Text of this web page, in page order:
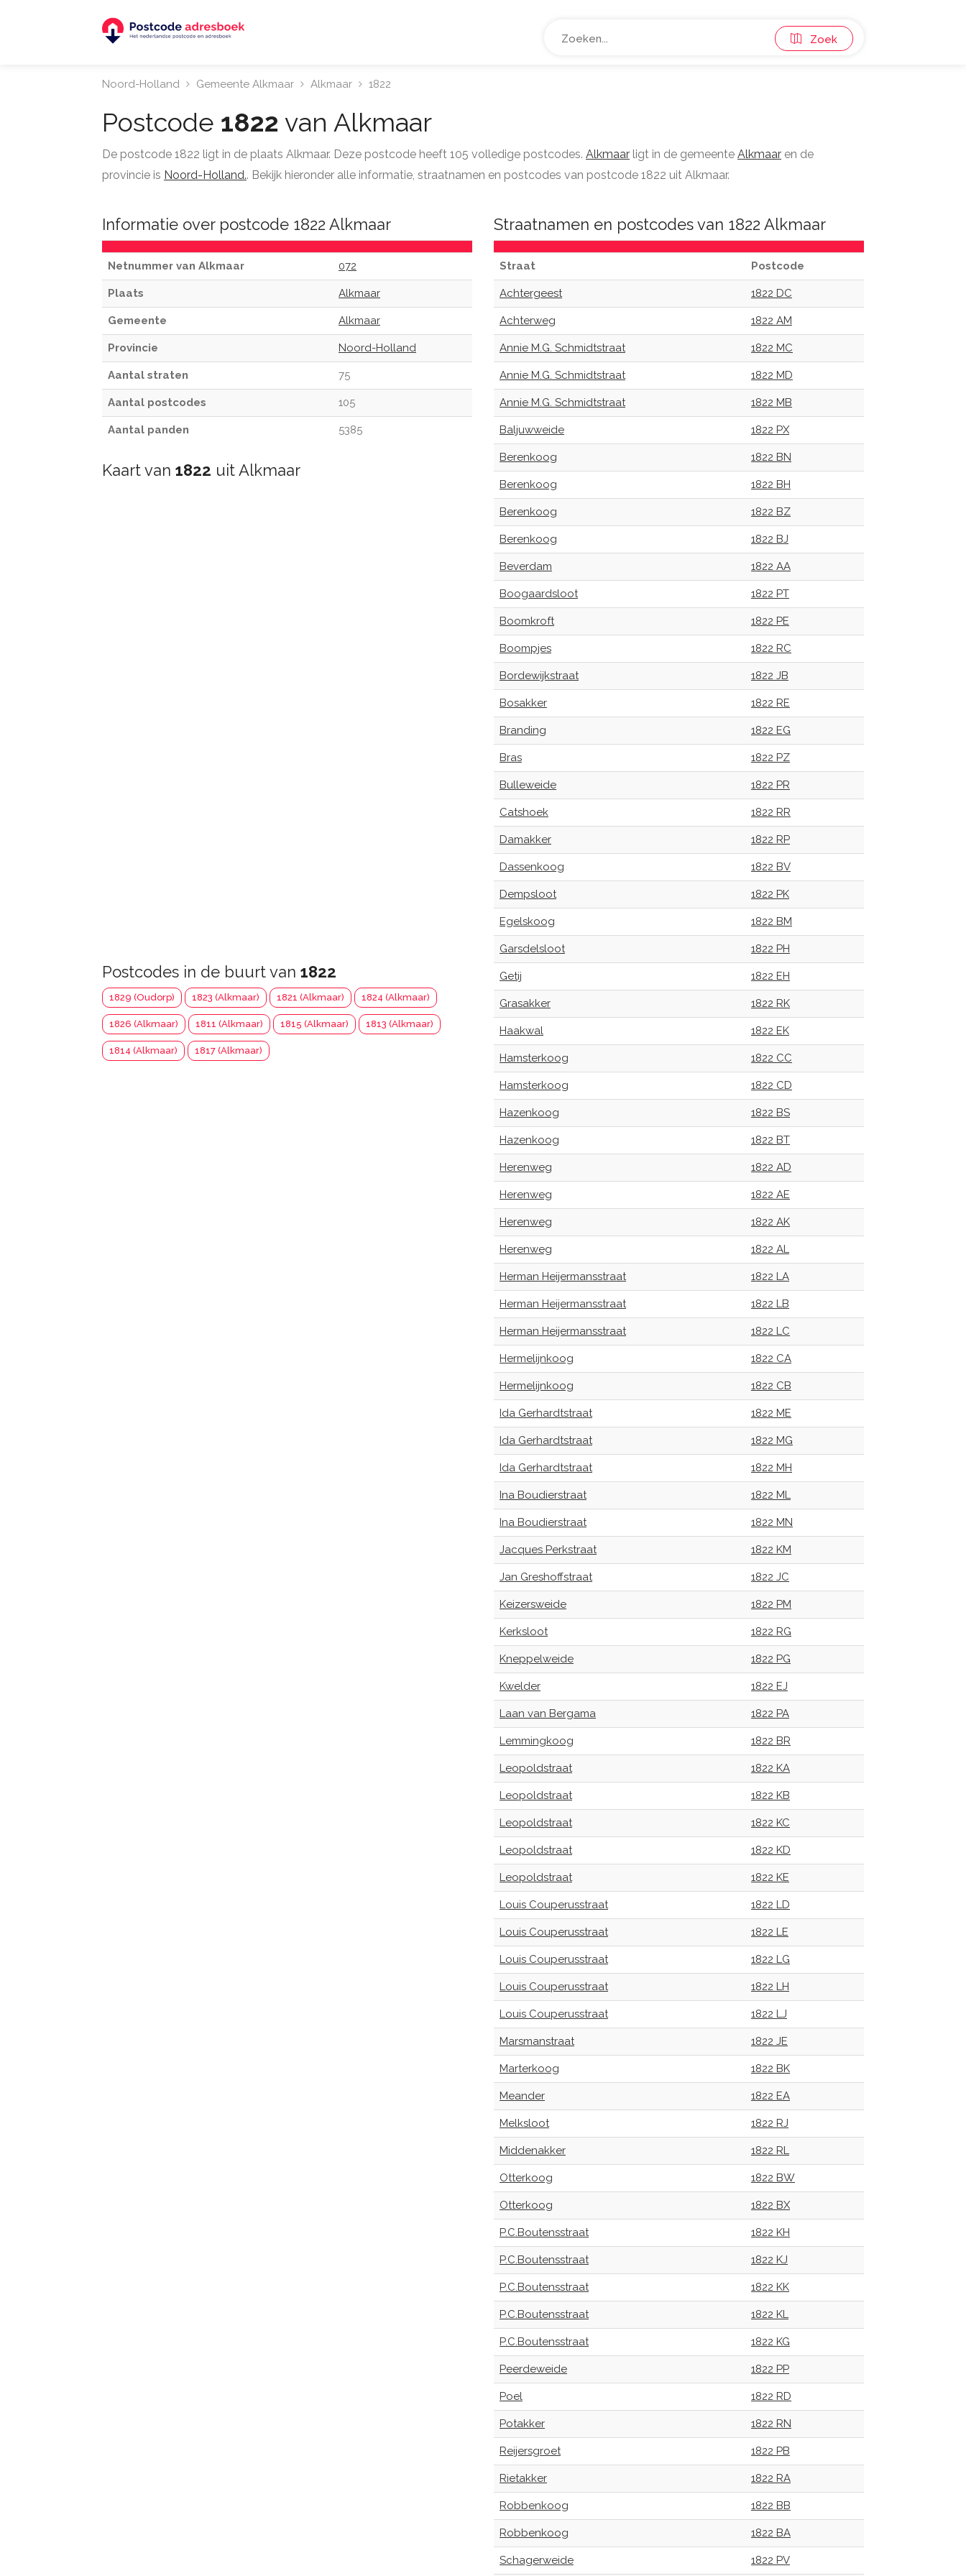
Zoek
Noord-Holland Gemeente Alkmaar Alkmaar 1822
Postcode 1822 van Alkmaar
De postcode 1822 ligt in de plaats Alkmaar. Deze postcode heeft 105 volledige postcodes. Alkmaar ligt in de gemeente Alkmaar en de
provincie is Noord-Holland.. Bekijk hieronder alle informatie, straatnamen en postcodes van postcode 1822 uit Alkmaar.
Informatie over postcode 1822 Alkmaar
Netnummer van Alkmaar 072
Plaats Alkmaar
Gemeente Alkmaar
Provincie Noord-Holland
Aantal straten 75
Aantal postcodes 105
Aantal panden 5385
Kaart van 1822 uit Alkmaar
Postcodes in de buurt van 1822
1829 (Oudorp) 1823 (Alkmaar) 1821 (Alkmaar) 1824 (Alkmaar)
1826 (Alkmaar) 1811 (Alkmaar) 1815 (Alkmaar) 1813 (Alkmaar)
1814 (Alkmaar) 1817 (Alkmaar)
Straatnamen en postcodes van 1822 Alkmaar
Straat Postcode
Achtergeest 1822 DC
Achterweg 1822 AM
Annie M.G. Schmidtstraat 1822 MC
Annie M.G. Schmidtstraat 1822 MD
Annie M.G. Schmidtstraat 1822 MB
Baljuwweide 1822 PX
Berenkoog 1822 BN
Berenkoog 1822 BH
Berenkoog 1822 BZ
Berenkoog 1822 BJ
Beverdam 1822 AA
Boogaardsloot 1822 PT
Boomkroft 1822 PE
Boompjes 1822 RC
Bordewijkstraat 1822 JB
Bosakker 1822 RE
Branding 1822 EG
Bras 1822 PZ
Bulleweide 1822 PR
Catshoek 1822 RR
Damakker 1822 RP
Dassenkoog 1822 BV
Dempsloot 1822 PK
Egelskoog 1822 BM
Garsdelsloot 1822 PH
Getij 1822 EH
Grasakker 1822 RK
Haakwal 1822 EK
Hamsterkoog 1822 CC
Hamsterkoog 1822 CD
Hazenkoog 1822 BS
Hazenkoog 1822 BT
Herenweg 1822 AD
Herenweg 1822 AE
Herenweg 1822 AK
Herenweg 1822 AL
Herman Heijermansstraat 1822 LA
Herman Heijermansstraat 1822 LB
Herman Heijermansstraat 1822 LC
Hermelijnkoog 1822 CA
Hermelijnkoog 1822 CB
Ida Gerhardtstraat 1822 ME
Ida Gerhardtstraat 1822 MG
Ida Gerhardtstraat 1822 MH
Ina Boudierstraat 1822 ML
Ina Boudierstraat 1822 MN
Jacques Perkstraat 1822 KM
Jan Greshoffstraat 1822 JC
Keizersweide 1822 PM
Kerksloot 1822 RG
Kneppelweide 1822 PG
Kwelder 1822 EJ
Laan van Bergama 1822 PA
Lemmingkoog 1822 BR
Leopoldstraat 1822 KA
Leopoldstraat 1822 KB
Leopoldstraat 1822 KC
Leopoldstraat 1822 KD
Leopoldstraat 1822 KE
Louis Couperusstraat 1822 LD
Louis Couperusstraat 1822 LE
Louis Couperusstraat 1822 LG
Louis Couperusstraat 1822 LH
Louis Couperusstraat 1822 LJ
Marsmanstraat 1822 JE
Marterkoog 1822 BK
Meander 1822 EA
Melksloot 1822 RJ
Middenakker 1822 RL
Otterkoog 1822 BW
Otterkoog 1822 BX
P.C.Boutensstraat 1822 KH
P.C.Boutensstraat 1822 KJ
P.C.Boutensstraat 1822 KK
P.C.Boutensstraat 1822 KL
P.C.Boutensstraat 1822 KG
Peerdeweide 1822 PP
Poel 1822 RD
Potakker 1822 RN
Reijersgroet 1822 PB
Rietakker 1822 RA
Robbenkoog 1822 BB
Robbenkoog 1822 BA
Schagerweide 1822 PV